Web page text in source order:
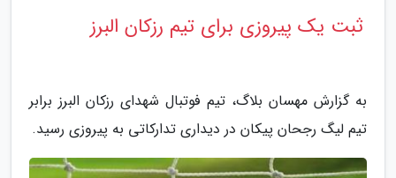
ثبت یک پیروزی برای تیم رزکان البرز
به گزارش مهسان بلاگ، تیم فوتبال شهدای رزکان البرز برابر
تیم لیگ رجحان پیکان در دیداری تدارکاتی به پیروزی رسید.